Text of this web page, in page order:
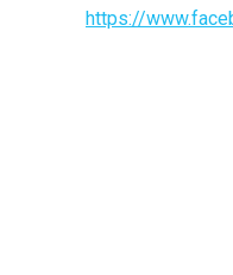
https://